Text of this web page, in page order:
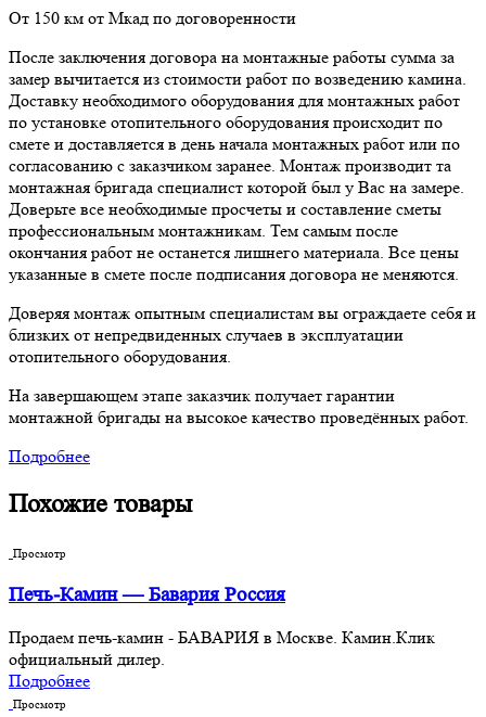
От 150 км от Мкад по договоренности
После заключения договора на монтажные работы сумма за
замер вычитается из стоимости работ по возведению камина.
Доставку необходимого оборудования для монтажных работ
по установке отопительного оборудования происходит по
смете и доставляется в день начала монтажных работ или по
согласованию с заказчиком заранее. Монтаж производит та
монтажная бригада специалист которой был у Вас на замере.
Доверьте все необходимые просчеты и составление сметы
профессиональным монтажникам. Тем самым после
окончания работ не останется лишнего материала. Все цены
указанные в смете после подписания договора не меняются.
Доверяя монтаж опытным специалистам вы ограждаете себя и
близких от непредвиденных случаев в эксплуатации
отопительного оборудования.
На завершающем этапе заказчик получает гарантии
монтажной бригады на высокое качество проведённых работ.
Подробнее
Похожие товары
Просмотр
Печь-Камин — Бавария Россия
Продаем печь-камин - БАВАРИЯ в Москве. Камин.Клик
официальный дилер.
Подробнее
Просмотр